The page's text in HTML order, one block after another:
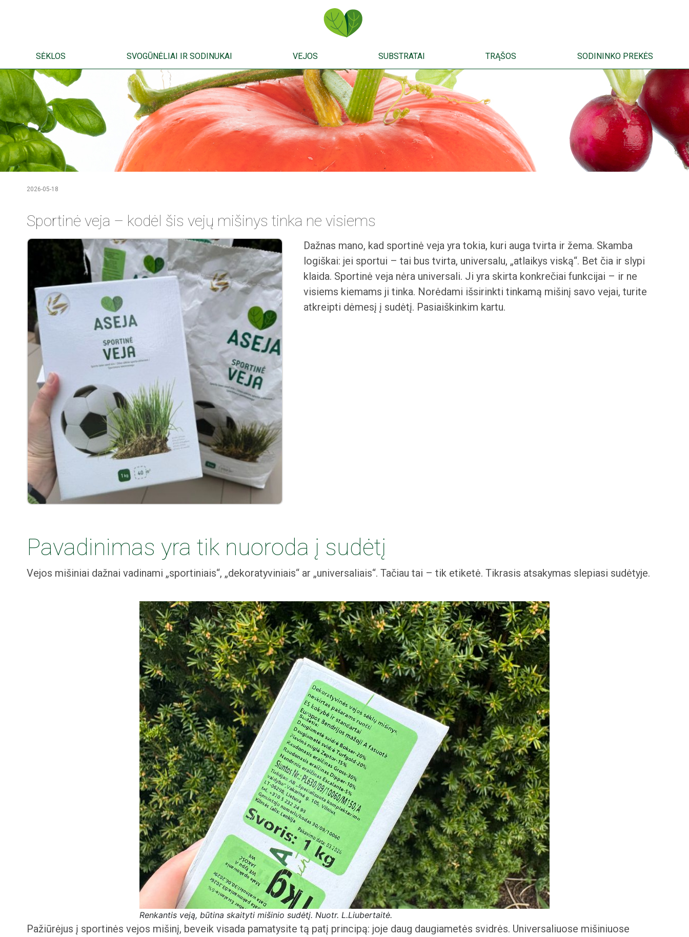
ET LV LT
SĖKLOS SVOGŪNĖLIAI IR SODINUKAI VEJOS SUBSTRATAI TRĄŠOS SODININKO PREKĖS
2026-05-18
Sportinė veja – kodėl šis vejų mišinys tinka ne visiems
Dažnas mano, kad sportinė veja yra tokia, kuri auga tvirta ir žema. Skamba
logiškai: jei sportui – tai bus tvirta, universalu, „atlaikys viską“. Bet čia ir slypi
klaida. Sportinė veja nėra universali. Ji yra skirta konkrečiai funkcijai – ir ne
visiems kiemams ji tinka. Norėdami išsirinkti tinkamą mišinį savo vejai, turite
atkreipti dėmesį į sudėtį. Pasiaiškinkim kartu.
Pavadinimas yra tik nuoroda į sudėtį
Vejos mišiniai dažnai vadinami „sportiniais“, „dekoratyviniais“ ar „universaliais“. Tačiau tai – tik etiketė. Tikrasis atsakymas slepiasi sudėtyje.
Renkantis veją, būtina skaityti mišinio sudėtį. Nuotr. L.Liubertaitė.
Pažiūrėjus į sportinės vejos mišinį, beveik visada pamatysite tą patį principą: joje daug daugiametės svidrės. Universaliuose mišiniuose